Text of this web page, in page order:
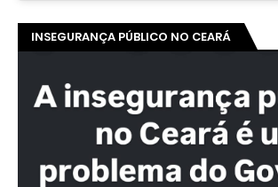
INSEGURANÇA PÚBLICO NO CEARÁ